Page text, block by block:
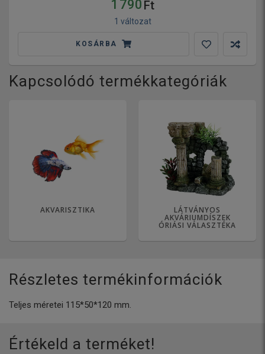
1 790 Ft
1 változat
KOSÁRBA
Kapcsolódó termékkategóriák
AKVARISZTIKA LÁTVÁNYOS
AKVÁRIUMDÍSZEK
ÓRIÁSI VÁLASZTÉKA
Részletes termékinformációk
Teljes méretei 115*50*120 mm.
Értékeld a terméket!